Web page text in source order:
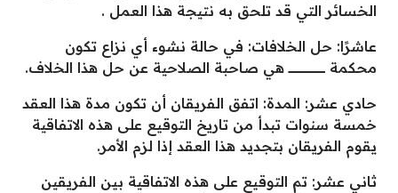
الخسائر التي قد تلحق به نتيجة هذا العمل .
عاشرًا: حل الخلافات: في حالة نشوء أي نزاع تكون
محكمة ـــــــــــــــــــــــــــــــــــــــــ هي صاحبة الصلاحية عن حل هذا الخلاف.
حادي عشر: المدة: اتفق الفريقان أن تكون مدة هذا العقد
خمسة سنوات تبدأ من تاريخ التوقيع على هذه الاتفاقية
يقوم الفريقان بتجديد هذا العقد إذا لزم الأمر.
ثاني عشر: تم التوقيع على هذه الاتفاقية بين الفريقين